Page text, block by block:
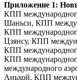
Приложение 1:
КПП
Шаньси, КПП
КПП
Цзянсу, КПП
КПП
КПП
международного
Аньхой, КПП